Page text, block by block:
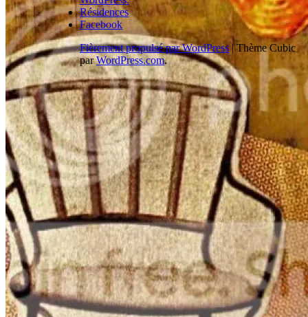
Résidences
Facebook
Fièrement propulsé par WordPress |Thème Cubic
parWordPress.com.